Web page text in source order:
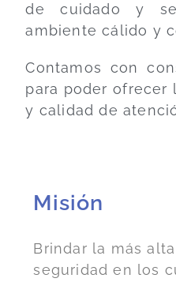
de cuidado y
ambiente cálido y
Contamos con
para poder ofrecer
y calidad de
Misión
Brindar la más
seguridad en los